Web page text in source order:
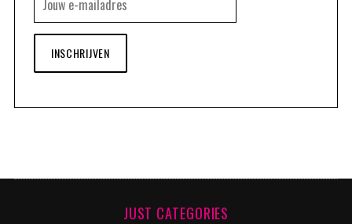
INSCHRIJVEN
JUST CATEGORIES